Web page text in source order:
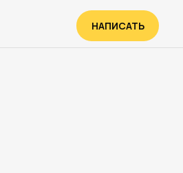
НАПИСАТЬ